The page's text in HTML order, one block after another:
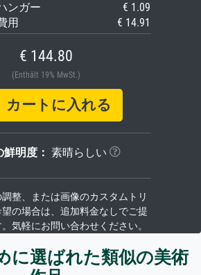
ンガー
€ 1.09
用
€ 14.91
€ 144.80
(Enthält 19% MwSt.)
ートに入れる
鮮明度： 素晴らしい
整、または画像のカスタムトリ
望の場合は、追加料金なしでご提
気軽にお問い合わせください。
に選ばれた類似の美術